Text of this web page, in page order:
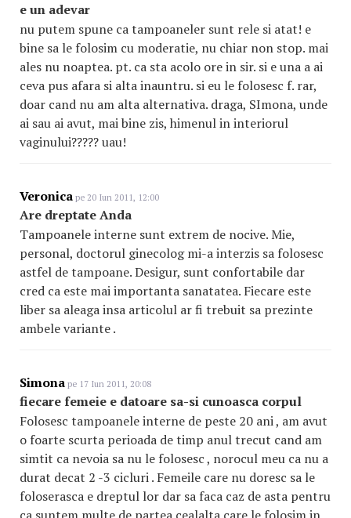
e un adevar
nu putem spune ca tampoaneler sunt rele si atat! e
bine sa le folosim cu moderatie, nu chiar non stop. mai
ales nu noaptea. pt. ca sta acolo ore in sir. si e una a ai
ceva pus afara si alta inauntru. si eu le folosesc f. rar,
doar cand nu am alta alternativa. draga, SImona, unde
ai sau ai avut, mai bine zis, himenul in interiorul
vaginului????? uau!
Veronica pe 20 Iun 2011, 12:00
Are dreptate Anda
Tampoanele interne sunt extrem de nocive. Mie,
personal, doctorul ginecolog mi-a interzis sa folosesc
astfel de tampoane. Desigur, sunt confortabile dar
cred ca este mai importanta sanatatea. Fiecare este
liber sa aleaga insa articolul ar fi trebuit sa prezinte
ambele variante .
Simona pe 17 Iun 2011, 20:08
fiecare femeie e datoare sa-si cunoasca corpul
Folosesc tampoanele interne de peste 20 ani , am avut
o foarte scurta perioada de timp anul trecut cand am
simtit ca nevoia sa nu le folosesc , norocul meu ca nu a
durat decat 2 -3 cicluri . Femeile care nu doresc sa le
foloserasca e dreptul lor dar sa faca caz de asta pentru